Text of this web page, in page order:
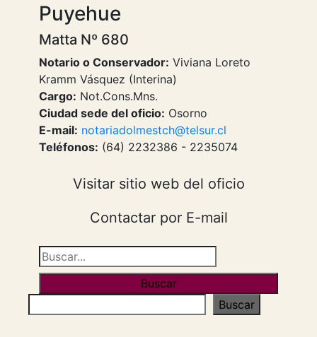
Puyehue
Matta Nº 680
Notario o Conservador: Viviana Loreto
Kramm Vásquez (Interina)
Cargo: Not.Cons.Mns.
Ciudad sede del oficio: Osorno
E-mail: notariadolmestch@telsur.cl
Teléfonos: (64) 2232386 - 2235074
Visitar sitio web del oficio
Contactar por E-mail
Buscar